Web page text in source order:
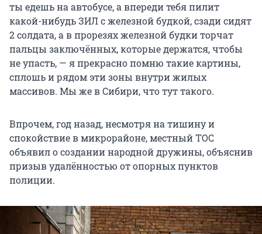
ты едешь на автобусе, а впереди тебя пилит
какой-нибудь ЗИЛ с железной будкой, сзади сидят
2 солдата, а в прорезях железной будки торчат
пальцы заключённых, которые держатся, чтобы
не упасть, — я прекрасно помню такие картины,
сплошь и рядом эти зоны внутри жилых
массивов. Мы же в Сибири, что тут такого.
Впрочем, год назад, несмотря на тишину и
спокойствие в микрорайоне, местный ТОС
объявил о создании народной дружины, объяснив
призыв удалённостью от опорных пунктов
полиции.